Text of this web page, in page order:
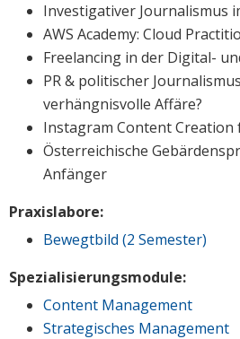
Investigativer Journalismus
AWS Academy: Cloud
Freelancing in der Digital-
PR & politischer
verhängnisvolle Affäre?
Instagram Content Creation
Österreichische
Anfänger
Praxislabore:
Bewegtbild (2 Semester)
Spezialisierungsmodule:
Content Management
Strategisches Management